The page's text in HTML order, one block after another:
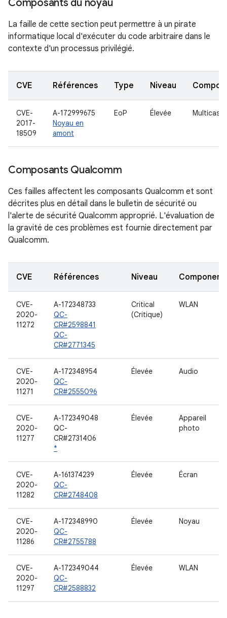
Composants du noyau
La faille de cette section peut permettre à un pirate
informatique local d'exécuter du code arbitraire dans le
contexte d'un processus privilégié.
CVE Références Type Niveau
CVE-
2017-
18509
A-172999675
Noyau en
amont
EoP Élevée Multicast
Composants Qualcomm
Ces failles affectent les composants Qualcomm et sont
décrites plus en détail dans le bulletin de sécurité ou
l'alerte de sécurité Qualcomm approprié. L'évaluation de
la gravité de ces problèmes est fournie directement par
Qualcomm.
CVE Références Niveau Component
CVE-
2020-
11272
A-172348733
QC-
CR#2598841
QC-
CR#2771345
Critical
(Critique)
WLAN
CVE-
2020-
11271
A-172348954
QC-
CR#2555096
Élevée Audio
CVE-
2020-
11277
A-172349048
QC-
CR#2731406
*
Élevée
Appareil
photo
CVE-
2020-
11282
A-161374239
QC-
CR#2748408
Élevée Écran
CVE-
2020-
11286
A-172348990
QC-
CR#2755788
Élevée Noyau
CVE-
2020-
11297
A-172349044
QC-
CR#2588832
Élevée WLAN